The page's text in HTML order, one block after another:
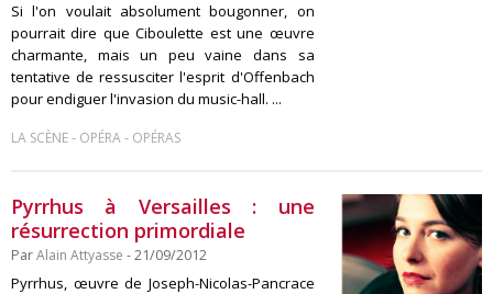
Si l'on voulait absolument bougonner, on
pourrait dire que Ciboulette est une œuvre
charmante, mais un peu vaine dans sa
tentative de ressusciter l'esprit d'Offenbach
pour endiguer l'invasion du music-hall. ...
LA SCÈNE- OPÉRA- OPÉRAS
Pyrrhus à Versailles : une
résurrection primordiale
ParAlain Attyasse - 21/09/2012
Pyrrhus, œuvre de Joseph-Nicolas-Pancrace